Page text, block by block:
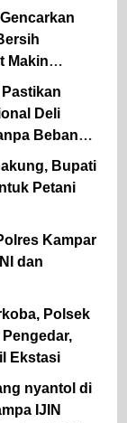
Makin
Deli
Beban
Bupati
Petani
Kampar
dan
Polsek
Ekstasi
nyantol di
IJIN